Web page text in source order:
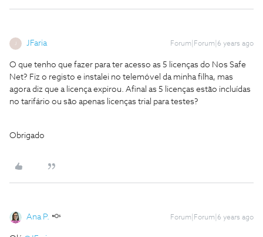
JFaria Forum|Forum|6 years ago
O que tenho que fazer para ter acesso as 5 licenças do Nos Safe
Net? Fiz o registo e instalei no telemóvel da minha filha, mas
agora diz que a licença expirou. Afinal as 5 licenças estão incluídas
no tarifário ou são apenas licenças trial para testes?
Obrigado
Ana P. Forum|Forum|6 years ago